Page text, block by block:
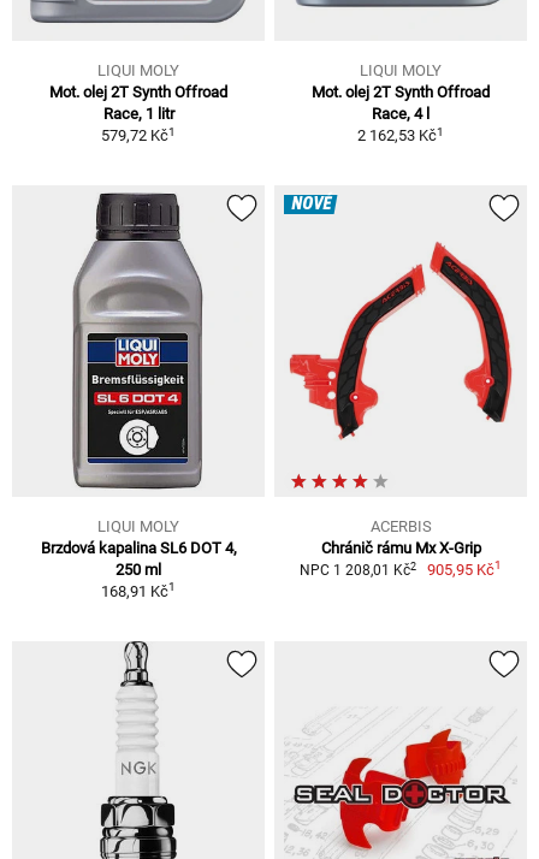
LIQUI MOLY
Mot. olej 2T Synth Offroad
Race, 1 litr
579,72 Kč1
LIQUI MOLY
Mot. olej 2T Synth Offroad
Race, 4 l
2 162,53 Kč1
LIQUI MOLY
Brzdová kapalina SL6 DOT 4,
250 ml
168,91 Kč1
NOVÉ
ACERBIS
Chránič rámu Mx X-Grip
NPC 1 208,01 Kč2 905,95 Kč1